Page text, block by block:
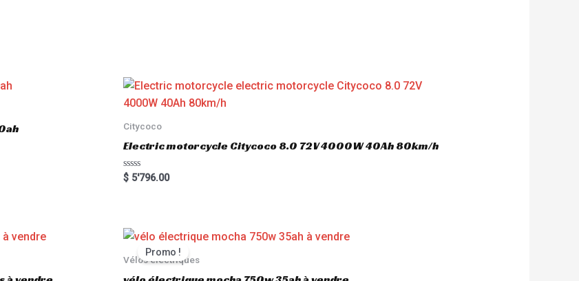
Citycoco
Electric motorcycle Citycoco 8.0 72V 4000W 40Ah 80km/h
R
a
o
u
o
f
$ 5'796.00
Promo !
Vélos électriques